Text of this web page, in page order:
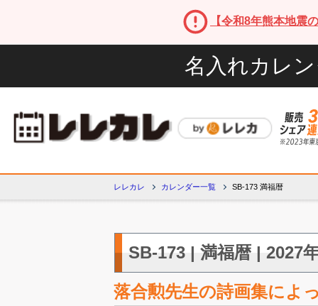
【令和8年熊本地震
名入れカレ
レレカレ カレンダー一覧 SB-173 満福暦
SB-173 | 満福暦 | 2027
落合勲先生の詩画集によ